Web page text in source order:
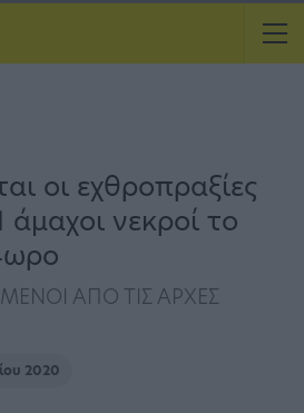
οι εχθροπραξίες
άμαχοι νεκροί το
ΑΠΟ ΤΙΣ ΑΡΧΕΣ
2020